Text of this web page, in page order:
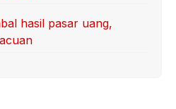
hasil pasar uang,